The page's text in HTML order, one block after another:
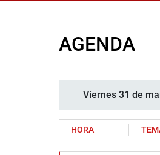
AGENDA
Viernes 31 de
HORA